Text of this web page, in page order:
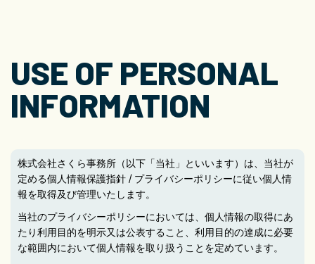
USE OF PERSONAL
INFORMATION
株式会社さくら事務所（以下「当社」といいます）は、当社が
定める個人情報保護指針 / プライバシーポリシーに従い個人情
報を取得及び管理いたします。
当社のプライバシーポリシーにおいては、個人情報の取得にあ
たり利用目的を明示又は公表すること、利用目的の達成に必要
な範囲内において個人情報を取り扱うことを定めています。